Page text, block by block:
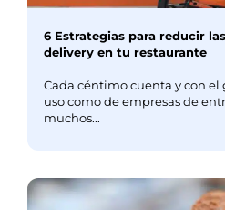
6 Estrategias para reducir
delivery en tu restaurante
Cada céntimo cuenta y con
uso como de empresas de
muchos...